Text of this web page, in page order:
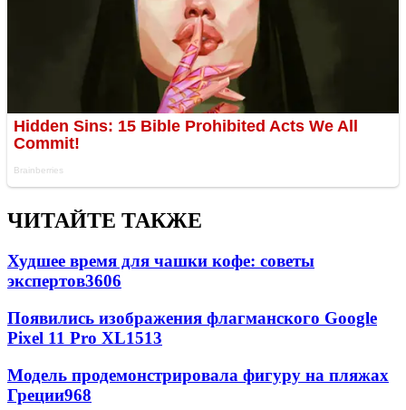
ЧИТАЙТЕ ТАКЖЕ
Худшее время для чашки кофе: советы
экспертов3606
Появились изображения флагманского Google
Pixel 11 Pro XL1513
Модель продемонстрировала фигуру на пляжах
Греции968